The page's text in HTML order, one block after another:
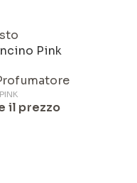
Pink
il prezzo